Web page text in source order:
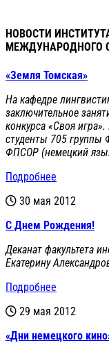
НОВОСТИ
МЕЖДУНАРОДНОГО
«Земля Томская»
На кафедре
заключительное
конкурса «Своя
студенты 705 группы
ФПСОР (немецкий
Подробнее
30 мая 2012
С Днем Рождения!
Деканат факультета
Екатерину
Подробнее
29 мая 2012
«Дни немецкого